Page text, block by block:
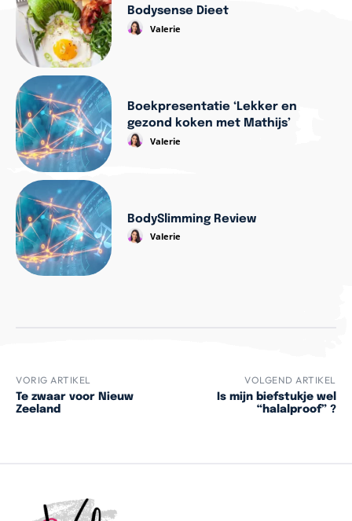
Bodysense Dieet
Valerie
Boekpresentatie ‘Lekker en
gezond koken met Mathijs’
Valerie
BodySlimming Review
Valerie
VORIG ARTIKEL
Te zwaar voor Nieuw
Zeeland
VOLGEND ARTIKEL
Is mijn biefstukje wel
“halalproof” ?